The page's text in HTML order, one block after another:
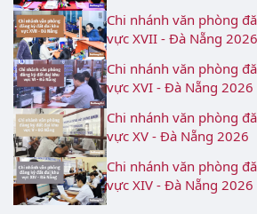
Chi nhánh văn phòng
vực XVII - Đà Nẵng 2026
Chi nhánh văn phòng
vực XVI - Đà Nẵng 2026
Chi nhánh văn phòng
vực XV - Đà Nẵng 2026
Chi nhánh văn phòng
vực XIV - Đà Nẵng 2026